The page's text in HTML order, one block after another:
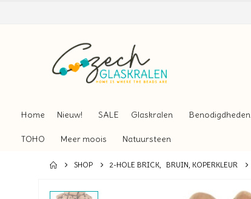
Home Nieuw! SALE Glaskralen Benodigdheden
TOHO Meer moois Natuursteen
SHOP 2-HOLE BRICK, BRUIN, KOPERKLEUR